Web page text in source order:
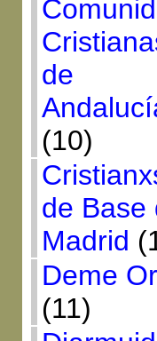
de
(10)
de Base
Madrid
Deme
(11)